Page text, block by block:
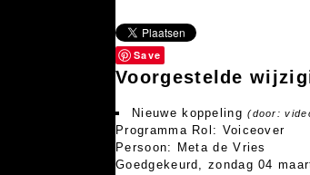
Save
Voorgestelde
Nieuwe koppeling(door:
Programma Rol: Voiceover
Persoon: Meta de Vries
Goedgekeurd, zondag 04